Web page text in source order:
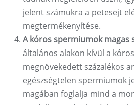
jelent számukra a petesejt
megtermékenyítése.
A kóros spermiumok magas
általános alakon kívül a
megnövekedett százalékos
egészségtelen spermiumok
magában foglalja mind a